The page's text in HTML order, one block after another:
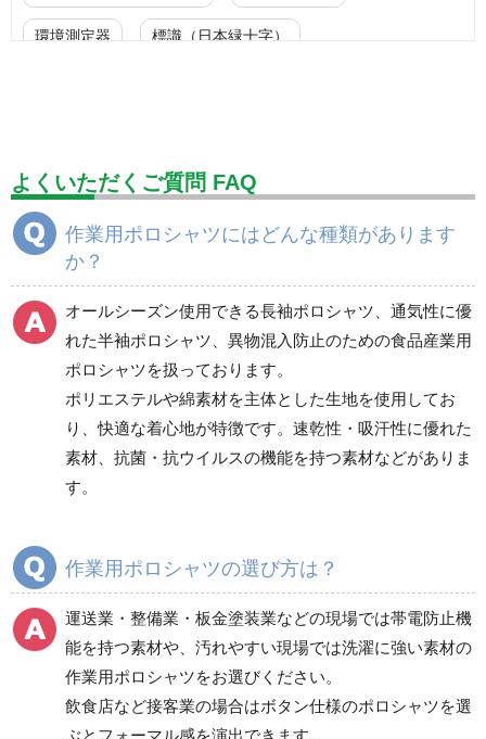
環境測定器 標識（日本緑十字）
設備用品・作業補助用品 工事作業用品
分煙対策機器
電気保守用品
防災グッズ（防災セット） 救急医療品
商品カテゴリ一覧
ブルゾン
春夏長袖
食品産業用長袖
食品産業用半袖
クリーンウェア
通年
ジャンパー
通年
よくいただくご質問 FAQ
作業用ポロシャツにはどんな種類があります
か？
オールシーズン使用できる長袖ポロシャツ、通気性に優
れた半袖ポロシャツ、異物混入防止のための食品産業用
ポロシャツを扱っております。
ポリエステルや綿素材を主体とした生地を使用してお
り、快適な着心地が特徴です。速乾性・吸汗性に優れた
素材、抗菌・抗ウイルスの機能を持つ素材などがありま
す。
作業用ポロシャツの選び方は？
運送業・整備業・板金塗装業などの現場では帯電防止機
能を持つ素材や、汚れやすい現場では洗濯に強い素材の
作業用ポロシャツをお選びください。
飲食店など接客業の場合はボタン仕様のポロシャツを選
ぶとフォーマル感を演出できます。